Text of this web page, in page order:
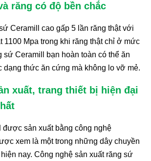
răng có độ bền chắc
Ceramill cao gấp 5 lần răng thật với
1100 Mpa trong khi răng thật chỉ ở mức
sứ Ceramill bạn hoàn toàn có thể ăn
dạng thức ăn cứng mà không lo vỡ mẻ.
xuất, trang thiết bị hiện đại
được sản xuất bằng công nghệ
xem là một trong những dây chuyền
nay. Công nghệ sản xuất răng sứ